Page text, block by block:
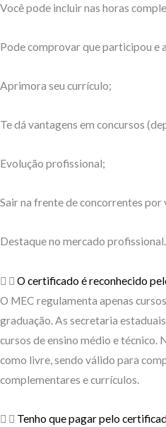
Você pode incluir nas horas
Pode comprovar que participou e
Aprimora seu currículo;
Te dá vantagens em concursos
Evolução profissional;
Sair na frente de concorrentes por
Destaque no mercado profissional.
O certificado é reconhecido
O MEC regulamenta apenas
graduação. As secretaria
cursos de ensino médio e técnico.
como livre, sendo válido para
complementares e currículos.
Tenho que pagar pelo